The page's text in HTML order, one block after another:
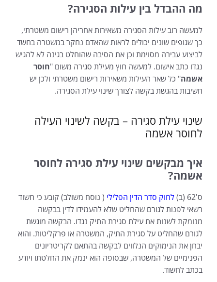
מה ההבדל בין עילות הסגירה?
למעשה רוב עילות הסגירה משאירות אחריהן רישום משטרתי,
כך שגופים שונים יכולים לראות שהאדם נחקר במשטרה בחשד
לביצוע עבירה מסוימת וכן את הסיבה שהוחלט בגינה לא להגיש
נגדו כתב אישום. למעשה חוץ מעילת סגירה משום "חוסר
אשמה" כל שאר העילות משאירות רישום משטרתי ולכן יש
חשיבות בהגשת בקשה לצורך שינוי עילת הסגירה.
שינוי עילת סגירה – בקשה לשינוי העילה
לחוסר אשמה
איך מבקשים שינוי עילת סגירה לחוסר
אשמה?
ס'62 (ב) לחוק סדר הדין הפלילי ( נוסח משולב) קובע כי חשוד
רשאי לפנות לגורם שהחליט שלא להעמידו לדין בבקשה
מנומקת לשנות את עילת סגירת התיק נגדו. הבקשה מוגשת
לגורם שהחליט על סגירת התיק, המשטרה או פרקליטות. והוא
יבחן את הנימוקים הנלווים לבקשה בהתאם לקריטריונים
הפנימיים של המשטרה, שבסופה הוא ינמק את החלטתו ויודע
בכתב לחשוד.